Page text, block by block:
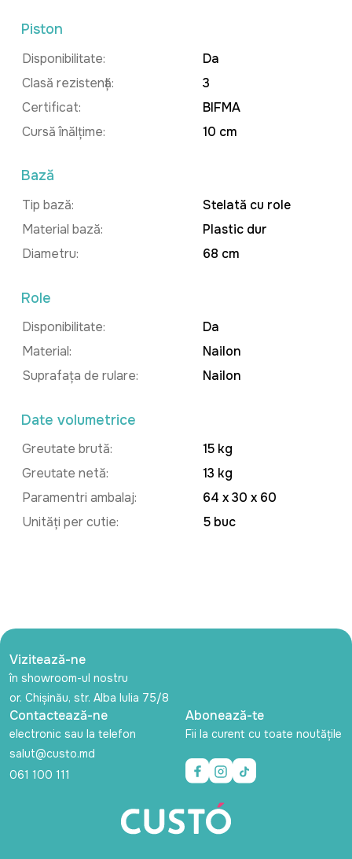
Piston
Disponibilitate:
Da
Clasă rezistență:
3
Certificat:
BIFMA
Cursă înălțime:
10 cm
Bază
Tip bază:
Stelată cu role
Material bază:
Plastic dur
Diametru:
68 cm
Role
Disponibilitate:
Da
Material:
Nailon
Suprafața de rulare:
Nailon
Date volumetrice
Greutate brută:
15 kg
Greutate netă:
13 kg
Paramentri ambalaj:
64 x 30 x 60
Unități per cutie:
5 buc
Vizitează-ne
în showroom-ul nostru
or. Chișinău, str. Alba Iulia 75/8
Contactează-ne
electronic sau la telefon
salut@custo.md
061 100 111
Abonează-te
Fii la curent cu toate noutățile